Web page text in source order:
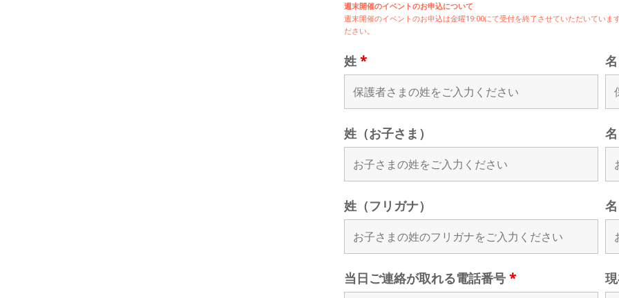
週末開催のイベントのお申込について
週末開催のイベントのお申込は金曜19:00にて受付を終了させていただいていま
ださい。
姓 *
姓（お子さま）
姓（フリガナ）
当日ご連絡が取れる電話番号 *